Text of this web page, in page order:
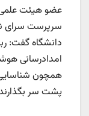
عضو هیئت علمی
سرپرست سرای
دانشگاه گفت:
امدادرسانی
همچون
پشت سر